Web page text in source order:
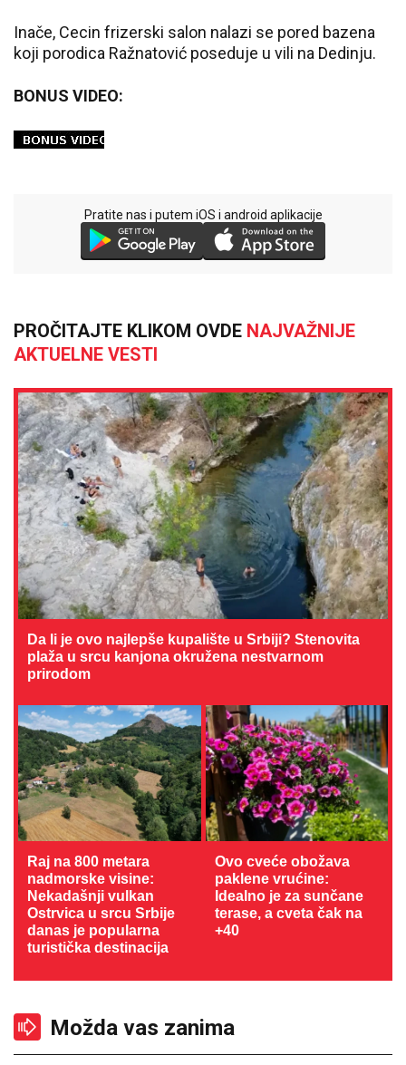
Inače, Cecin frizerski salon nalazi se pored bazena
koji porodica Ražnatović poseduje u vili na Dedinju.
BONUS VIDEO:
Pratite nas i putem iOS i android aplikacije
PROČITAJTE KLIKOM OVDE NAJVAŽNIJE
AKTUELNE VESTI
Da li je ovo najlepše kupalište u Srbiji? Stenovita
plaža u srcu kanjona okružena nestvarnom
prirodom
Raj na 800 metara
nadmorske visine:
Nekadašnji vulkan
Ostrvica u srcu Srbije
danas je popularna
turistička destinacija
Ovo cveće obožava
paklene vrućine:
Idealno je za sunčane
terase, a cveta čak na
+40
Možda vas zanima